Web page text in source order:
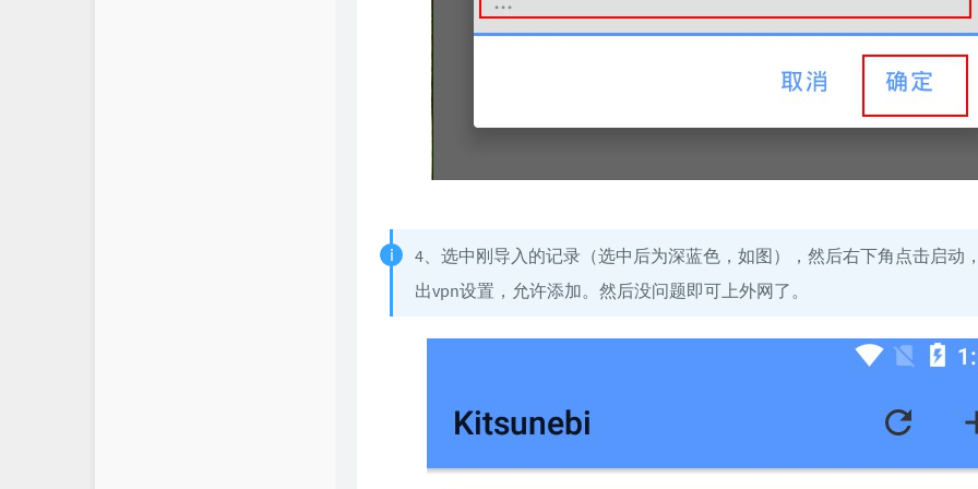
4、选中刚导入的记录（选中后为深蓝色，如图），然后右下角点击启动
出vpn设置，允许添加。然后没问题即可上外网了。